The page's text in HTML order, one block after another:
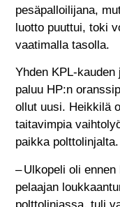
pesäpalloilijana,
luotto puuttui, toki
vaatimalla tasolla.
Yhden KPL-
paluu HP:n
ollut uusi. Heikkilä
taitavimpia
paikka polttolinjalta.
– Ulkopeli oli
pelaajan
polttolinjassa, tuli